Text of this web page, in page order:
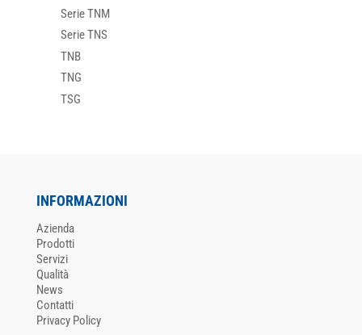
Serie TNM
Serie TNS
TNB
TNG
TSG
INFORMAZIONI
Azienda
Prodotti
Servizi
Qualità
News
Contatti
Privacy Policy